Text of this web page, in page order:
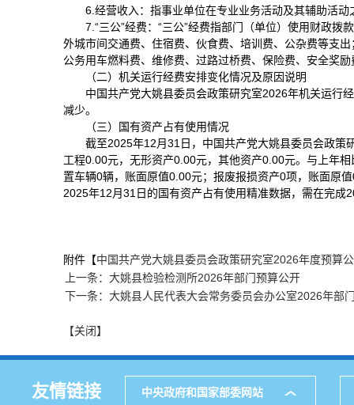
6.经营收入：指事业单位在专业业务活动及其辅助活
7.“三公”经费：“三公”经费指部门（单位）使用财政
外城市间交通费、住宿费、伙食费、培训费、公杂费等支
公务用车燃料费、维修费、过路过桥费、保险费、安全奖
（二）机关运行经费安排变化情况及原因说明
中国共产党大姚县委员会政策研究室2026年机关运行
减少。
（三）国有资产占有使用情况
截至2025年12月31日，中国共产党大姚县委员会政
工程0.00元，无形资产0.00元，其他资产0.00元。与上年
置车辆0辆，账面原值0.00元；报废报损资产0项，账面原
2025年12月31日的国有资产占有使用精准数据，需在完
附件【中国共产党大姚县委员会政策研究室2026年度预算
上一条：大姚县检验检测所2026年部门预算公开
下一条：大姚县人民代表大会常务委员会办公室2026年部
【关闭】
友情链接 中央政府和国家部委网站